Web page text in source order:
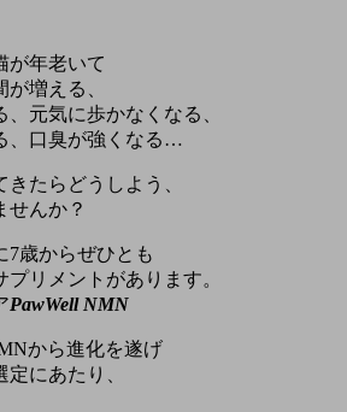
が年老いて
増える、
元気に歩かなくなる、
、口臭が強くなる…
たらどうしよう、
せんか？
7歳からぜひとも
リメントがあります。
PawWell NMN
から進化を遂げ
にあたり、